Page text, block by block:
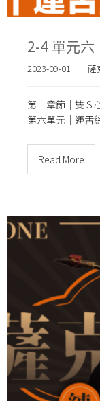
2-4 單元六
2023-09-01 薩
第二章節｜雙Ｓ
第六單元｜運舌
Read More